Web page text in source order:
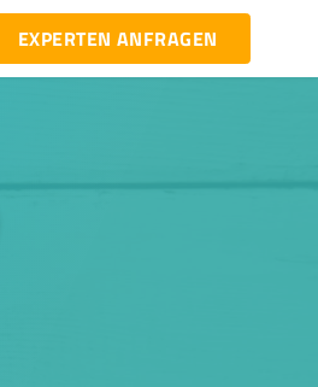
EXPERTEN ANFRAGEN